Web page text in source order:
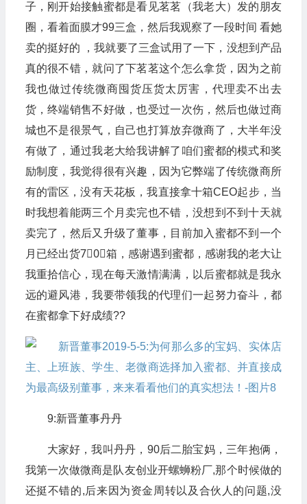
子，刚开始接触蜜都是看见茗茗（我老大）发的朋友
圈，看着面膜才99三盒，然后我观察了一段时间 看她
卖的挺好的 ，我就要了三盒试用了一下，没想到产品
真的很不错，就问了下茗茗这个怎么拿货，因为之前
我也做过传统微商囤货压货太厉害，代理卖不出去
货，终端销售不好做，也受过一次伤，然后也做过商
城也不是很景气，自己也打算放弃微商了，大半年没
有做了，通过我老大给我讲解了咱们蜜都的模式和奖
励制度，我觉得很有兴趣，因为它弊端了传统微商所
有的雷区，没有天花板，我直接拿十箱CEO起步，当
时我想着能两三个月卖完也不错，没想到不到十天就
卖完了，然后又升级了董事，目前加入蜜都不到一个
月已经出货7⃣️0⃣️箱，感谢遇到蜜都，感谢我的老大让
我重拾信心，现在每天激情满满，以后蜜都就是我永
远的避风港，我要带领我的代理们一起努力奋斗，都
在蜜都拿下好成绩??
9:新晋董事丹丹
大家好，我叫丹丹，90后二胎宝妈，三年抱俩，
我第一次做微商是队友创业开螺蛳粉厂,那个时候做的
还挺不错的,后来因为资金周转以及合伙人的问题,没